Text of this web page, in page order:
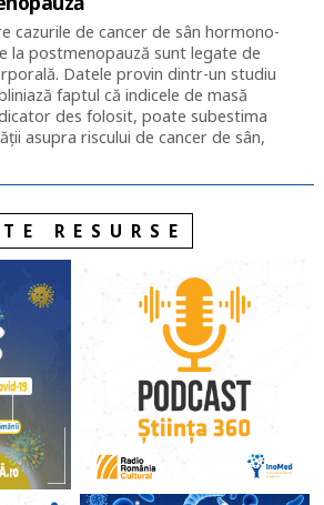
cazurile de cancer de sân hormono-
la postmenopauză sunt legate de
Datele provin dintr-un studiu
faptul că indicele de masă
des folosit, poate subestima
asupra riscului de cancer de sân,
RESURSE